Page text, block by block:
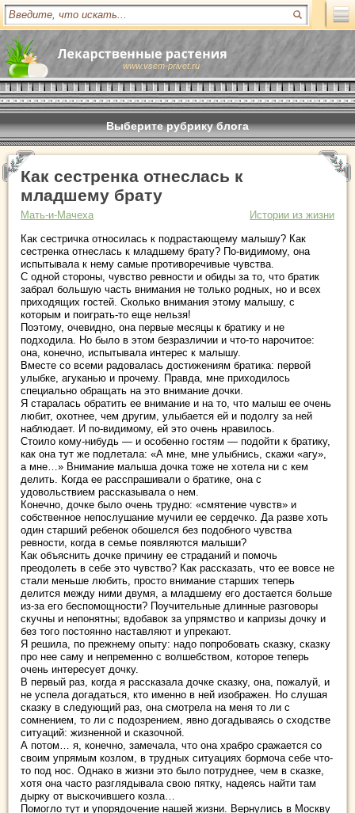
www.vsem-privet.ru
Выберите рубрику блога
Как сестренка отнеслась к
младшему брату
Мать-и-Мачеха
Истории из жизни
Как сестричка относилась к подрастающему малышу? Как
сестренка отнеслась к младшему брату? По-видимому, она
испытывала к нему самые противоречивые чувства.
С одной стороны, чувство ревности и обиды за то, что братик
забрал большую часть внимания не только родных, но и всех
приходящих гостей. Сколько внимания этому малышу, с
которым и поиграть-то еще нельзя!
Поэтому, очевидно, она первые месяцы к братику и не
подходила. Но было в этом безразличии и что-то нарочитое:
она, конечно, испытывала интерес к малышу.
Вместе со всеми радовалась достижениям братика: первой
улыбке, агуканью и прочему. Правда, мне приходилось
специально обращать на это внимание дочки.
Я старалась обратить ее внимание и на то, что малыш ее очень
любит, охотнее, чем другим, улыбается ей и подолгу за ней
наблюдает. И по-видимому, ей это очень нравилось.
Стоило кому-нибудь — и особенно гостям — подойти к братику,
как она тут же подлетала: «А мне, мне улыбнись, скажи «агу»,
а мне…» Внимание малыша дочка тоже не хотела ни с кем
делить. Когда ее расспрашивали о братике, она с
удовольствием рассказывала о нем.
Конечно, дочке было очень трудно: «смятение чувств» и
собственное непослушание мучили ее сердечко. Да разве хоть
один старший ребенок обошелся без подобного чувства
ревности, когда в семье появляются малыши?
Как объяснить дочке причину ее страданий и помочь
преодолеть в себе это чувство? Как рассказать, что ее вовсе не
стали меньше любить, просто внимание старших теперь
делится между ними двумя, а младшему его достается больше
из-за его беспомощности? Поучительные длинные разговоры
скучны и непонятны; вдобавок за упрямство и капризы дочку и
без того постоянно наставляют и упрекают.
Я решила, по прежнему опыту: надо попробовать сказку, сказку
про нее саму и непременно с волшебством, которое теперь
очень интересует дочку.
В первый раз, когда я рассказала дочке сказку, она, пожалуй, и
не успела догадаться, кто именно в ней изображен. Но слушая
сказку в следующий раз, она смотрела на меня то ли с
сомнением, то ли с подозрением, явно догадываясь о сходстве
ситуаций: жизненной и сказочной.
А потом… я, конечно, замечала, что она храбро сражается со
своим упрямым козлом, в трудных ситуациях бормоча себе что-
то под нос. Однако в жизни это было потруднее, чем в сказке,
хотя она часто разглядывала свою пятку, надеясь найти там
дырку от выскочившего козла…
Помогло тут и упорядочение нашей жизни. Вернулись в Москву